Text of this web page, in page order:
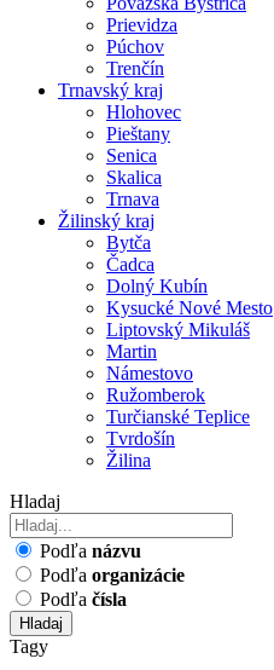
Prievidza
Púchov
Trenčín
Trnavský kraj
Hlohovec
Pieštany
Senica
Skalica
Trnava
Žilinský kraj
Bytča
Čadca
Dolný Kubín
Kysucké Nové Mesto
Liptovský Mikuláš
Martin
Námestovo
Ružomberok
Turčianské Teplice
Tvrdošín
Žilina
Hladaj
Podľa názvu
Podľa organizácie
Podľa čísla
Hladaj
Tagy